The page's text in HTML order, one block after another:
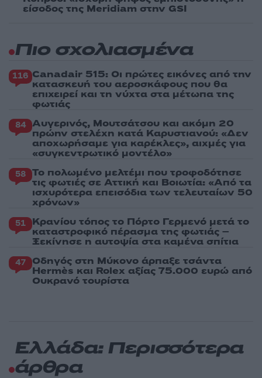
είσοδος της Meridiam στην GSI
Πιο σχολιασμένα
116 Canadair 515: Οι πρώτες εικόνες από την
κατασκευή του αεροσκάφους που θα
επιχειρεί και τη νύχτα στα μέτωπα της
φωτιάς
84 Αυγερινός, Μουτσάτσου και ακόμη 20
πρώην στελέχη κατά Καρυστιανού: «Δεν
αποχωρήσαμε για καρέκλες», αιχμές για
«συγκεντρωτικό μοντέλο»
58 Το πολωμένο μελτέμι που τροφοδότησε
τις φωτιές σε Αττική και Βοιωτία: «Από τα
ισχυρότερα επεισόδια των τελευταίων 50
χρόνων»
51 Κρανίου τόπος το Πόρτο Γερμενό μετά το
καταστροφικό πέρασμα της φωτιάς –
Ξεκίνησε η αυτοψία στα καμένα σπίτια
47 Οδηγός στη Μύκονο άρπαξε τσάντα
Hermès και Rolex αξίας 75.000 ευρώ από
Ουκρανό τουρίστα
Ελλάδα: Περισσότερα
άρθρα